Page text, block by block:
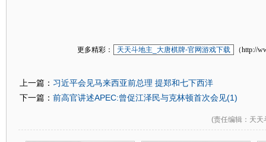
更多精彩： 天天斗地主_大唐棋牌-官网游戏下载 （http://
上一篇： 习近平会见马来西亚前总理 提郑和七下西洋
下一篇： 前高官讲述APEC:曾促江泽民与克林顿首次会见(1)
(责任编辑 ：天